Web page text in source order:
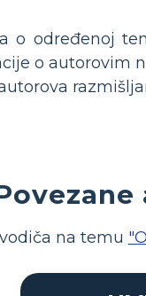
o određenoj
o autorovim
na temu